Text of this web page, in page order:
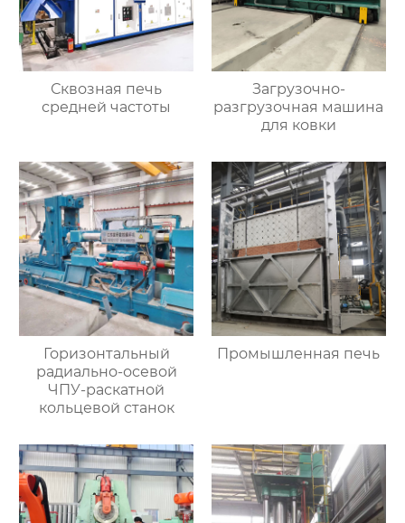
Сквозная печь
средней частоты
Загрузочно-
разгрузочная машина
для ковки
Горизонтальный
радиально-осевой
ЧПУ-раскатной
кольцевой станок
Промышленная печь